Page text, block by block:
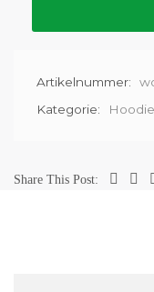
Artikelnummer:
Kategorie:
Share This Post: